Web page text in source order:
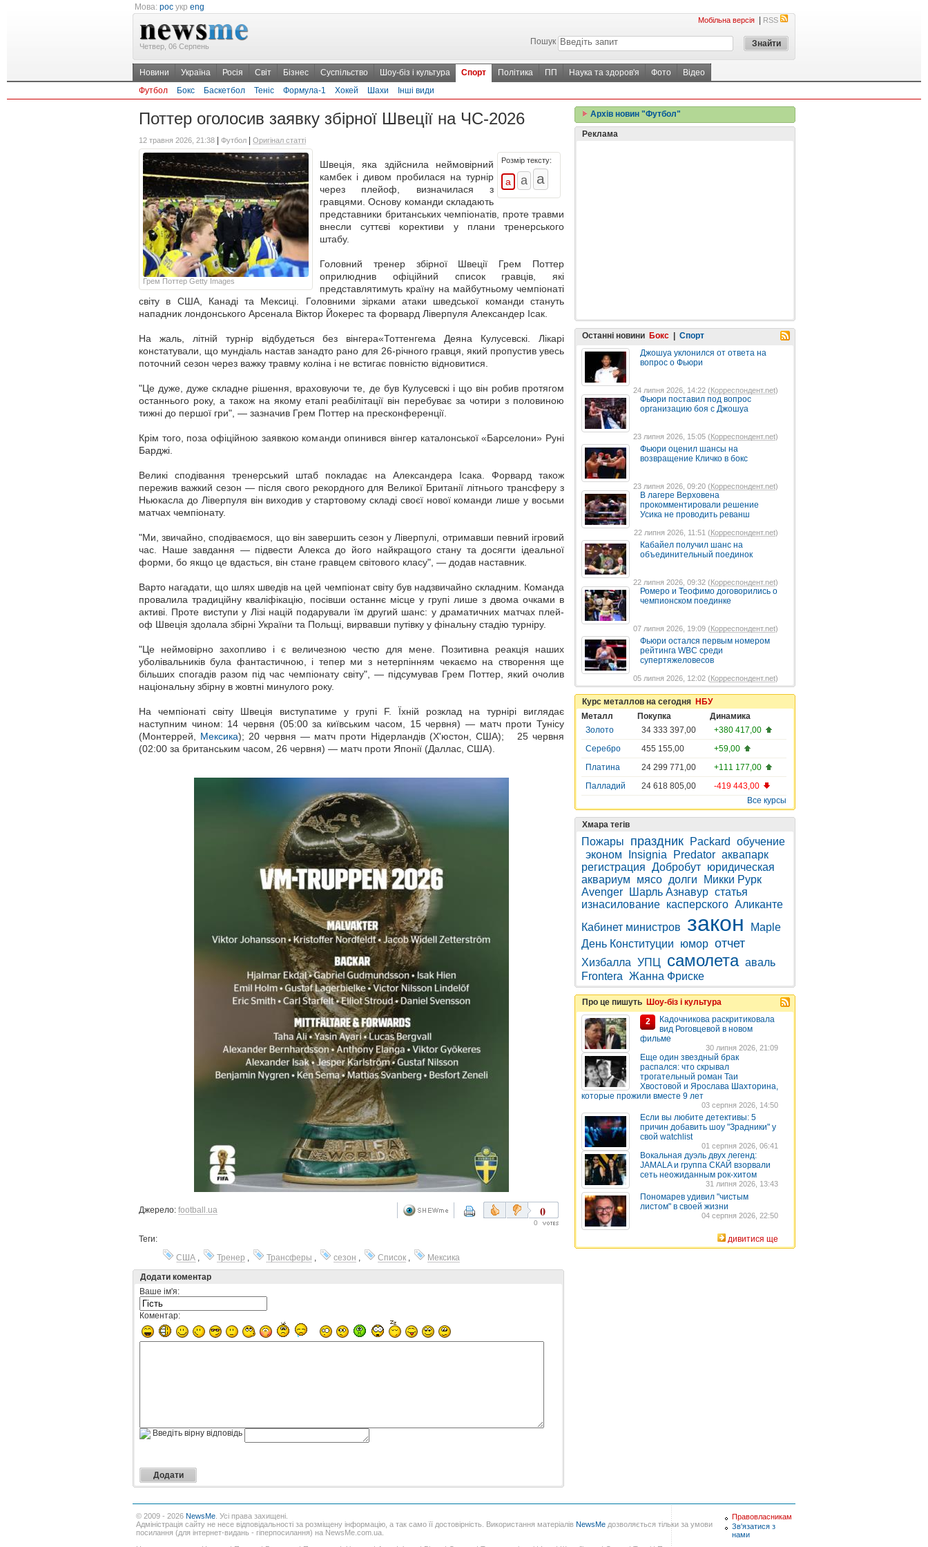
Мова: рос укр eng
Четвер, 06 Серпень
Мобільна версія RSS
Пошук
Новини Україна Росія Світ Бізнес Суспільство Шоу-біз і культура Спорт Політика ПП Наука та здоров'я Фото
Відео
Футбол
Бокс Баскетбол Теніс Формула-1 Хокей Шахи Інші види
Поттер оголосив заявку збірної Швеції на ЧС-2026
12 травня 2026, 21:38 Футбол Оригінал статті
Грем Поттер Getty Images
Розмір тексту:
Швеція, яка здійснила неймовірний
камбек і дивом пробилася на турнір
через плейоф, визначилася з
гравцями. Основу команди складають
представники британських чемпіонатів, проте травми
внесли суттєві корективи у плани тренерського
штабу.
Головний тренер збірної Швеції Грем Поттер
оприлюднив офіційний список гравців, які
представлятимуть країну на майбутньому чемпіонаті
світу в США, Канаді та Мексиці. Головними зірками атаки шведської команди стануть
нападник лондонського Арсенала Віктор Йокерес та форвард Ліверпуля Александер Ісак.
На жаль, літній турнір відбудеться без вінгера«Тоттенгема Деяна Кулусевскі. Лікарі
констатували, що мундіаль настав занадто рано для 26-річного гравця, який пропустив увесь
поточний сезон через важку травму коліна і не встигає повністю відновитися.
"Це дуже, дуже складне рішення, враховуючи те, де був Кулусевскі і що він робив протягом
останнього року, а також на якому етапі реабілітації він перебуває за чотири з половиною
тижні до першої гри", — зазначив Грем Поттер на пресконференції.
Крім того, поза офіційною заявкою команди опинився вінгер каталонської «Барселони» Руні
Барджі.
Великі сподівання тренерський штаб покладає на Александера Ісака. Форвард також
пережив важкий сезон — після свого рекордного для Великої Британії літнього трансферу з
Ньюкасла до Ліверпуля він виходив у стартовому складі своєї нової команди лише у восьми
матчах чемпіонату.
"Ми, звичайно, сподіваємося, що він завершить сезон у Ліверпулі, отримавши певний ігровий
час. Наше завдання — підвести Алекса до його найкращого стану та досягти ідеальної
форми, бо якщо це вдасться, він стане гравцем світового класу", — додав наставник.
Варто нагадати, що шлях шведів на цей чемпіонат світу був надзвичайно складним. Команда
провалила традиційну кваліфікацію, посівши останнє місце у групі лише з двома очками в
активі. Проте виступи у Лізі націй подарували їм другий шанс: у драматичних матчах плей-
оф Швеція здолала збірні України та Польщі, вирвавши путівку у фінальну стадію турніру.
"Це неймовірно захопливо і є величезною честю для мене. Позитивна реакція наших
уболівальників була фантастичною, і тепер ми з нетерпінням чекаємо на створення ще
більших спогадів разом під час чемпіонату світу", — підсумував Грем Поттер, який очолив
національну збірну в жовтні минулого року.
На чемпіонаті світу Швеція виступатиме у групі F. Їхній розклад на турнірі виглядає
наступним чином: 14 червня (05:00 за київським часом, 15 червня) — матч проти Тунісу
(Монтеррей, Мексика); 20 червня — матч проти Нідерландів (Х'юстон, США); 25 червня
(02:00 за британським часом, 26 червня) — матч проти Японії (Даллас, США).
Джерело: football.ua 0
0
Теги:
США , Тренер , Трансферы , сезон , Список ,
Мексика
Додати коментар
Ваше ім'я:
Коментар:
Введіть вірну відповідь
Архів новин "Футбол"
Реклама
Останні новини Бокс
Спорт
Джошуа уклонился от ответа на
вопрос о Фьюри
24 липня 2026, 14:22 (Корреспондент.net)
Фьюри поставил под вопрос
организацию боя с Джошуа
23 липня 2026, 15:05 (Корреспондент.net)
Фьюри оценил шансы на
возвращение Кличко в бокс
23 липня 2026, 09:20 (Корреспондент.net)
В лагере Верховена
прокомментировали решение
Усика не проводить реванш
22 липня 2026, 11:51 (Корреспондент.net)
Кабайел получил шанс на
объединительный поединок
22 липня 2026, 09:32 (Корреспондент.net)
Ромеро и Теофимо договорились о
чемпионском поединке
07 липня 2026, 19:09 (Корреспондент.net)
Фьюри остался первым номером
рейтинга WBC среди
супертяжеловесов
05 липня 2026, 12:02 (Корреспондент.net)
Курс металлов на сегодня НБУ
Металл
Покупка
Динамика
Золото
34 333 397,00
+380 417,00
Серебро
455 155,00
+59,00
Платина
24 299 771,00
+111 177,00
Палладий
24 618 805,00
-419 443,00
Все курсы
Хмара тегів
Пожары праздник Packard
обучение
эконом
Insignia Predator аквапарк
регистрация Добробут юридическая
аквариум
мясо долги
Микки Рурк
Avenger
Шарль Азнавур статья
изнасилование касперского Аликанте
Кабинет министров
закон
Maple
День Конституции
юмор отчет
Хизбалла УПЦ самолета аваль
Frontera Жанна Фриске
Про це пишуть Шоу-біз і культура
2
Кадочникова раскритиковала
вид Роговцевой в новом
фильме
30 липня 2026, 21:09
Еще один звездный брак
распался: что скрывал
трогательный роман Таи
Хвостовой и Ярослава Шахторина,
которые прожили вместе 9 лет
03 серпня 2026, 14:50
Если вы любите детективы: 5
причин добавить шоу "Зрадники" у
свой watchlist
01 серпня 2026, 06:41
Вокальная дуэль двух легенд:
JAMALA и группа СКАЙ взорвали
сеть неожиданным рок-хитом
31 липня 2026, 13:43
Пономарев удивил "чистым
листом" в своей жизни
04 серпня 2026, 22:50
дивитися ще
© 2009 - 2026 NewsMe . Усі права захищені.
Адміністрація сайту не несе відповідальності за розміщену інформацію, а так само її достовірність. Використання матеріалів NewsMe дозволяється тільки за умови
посилання (для інтернет-видань - гіперпосилання) на NewsMe.com.ua.
Правовласникам
Зв'язатися з
нами